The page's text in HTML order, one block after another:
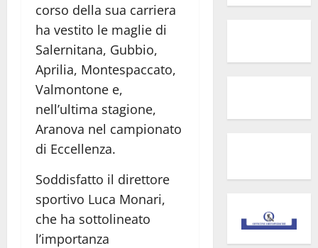
corso della sua carriera
ha vestito le maglie di
Salernitana, Gubbio,
Aprilia, Montespaccato,
Valmontone e,
nell’ultima stagione,
Aranova nel campionato
di Eccellenza.
Soddisfatto il direttore
sportivo Luca Monari,
che ha sottolineato
l’importanza